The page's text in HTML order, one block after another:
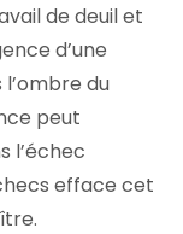
de deuil et
d’une
du
peut
l’échec
efface cet